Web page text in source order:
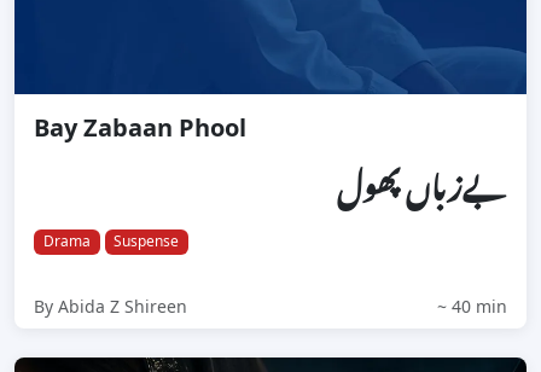
Bay Zabaan Phool
بےزباں پھول
Drama Suspense
By Abida Z Shireen ~ 40 min